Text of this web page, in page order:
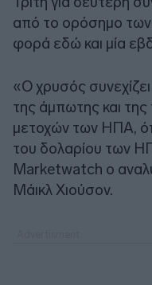
από το ορόσημο των
φορά εδώ και μία
«Ο χρυσός
της άμπωτης και
μετοχών των ΗΠΑ,
του δολαρίου των
Marketwatch ο
Μάικλ Χιούσον.